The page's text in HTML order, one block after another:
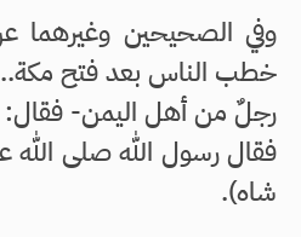
وفي الصحيحين وغيرهما
خطب الناس بعد فتح
رجلٌ من أهل اليمن- فقال:
فقال رسول الله صلى الله
شاه).